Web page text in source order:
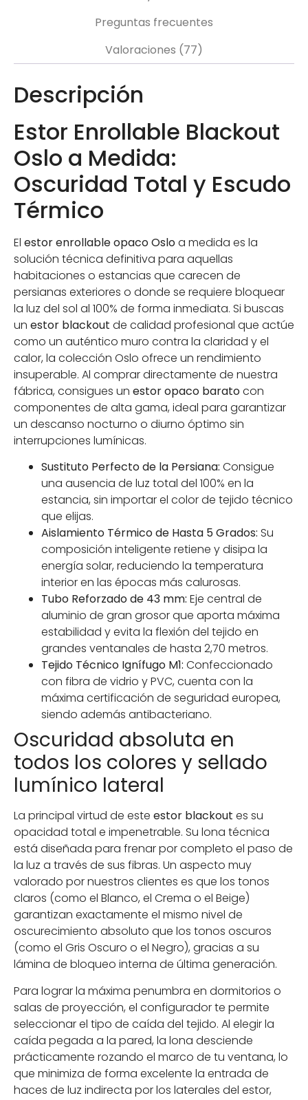
Preguntas frecuentes
Valoraciones (77)
Descripción
Estor Enrollable Blackout
Oslo a Medida:
Oscuridad Total y Escudo
Térmico
El estor enrollable opaco Osloa medida es la
solución técnica definitiva para aquellas
habitaciones o estancias que carecen de
persianas exteriores o donde se requiere bloquear
la luz del sol al 100% de forma inmediata. Si buscas
un estor blackout de calidad profesional que actúe
como un auténtico muro contra la claridad y el
calor, la colección Oslo ofrece un rendimiento
insuperable. Al comprar directamente de nuestra
fábrica, consigues un estor opaco baratocon
componentes de alta gama, ideal para garantizar
un descanso nocturno o diurno óptimo sin
interrupciones lumínicas.
Sustituto Perfecto de la Persiana: Consigue
una ausencia de luz total del 100% en la
estancia, sin importar el color de tejido técnico
que elijas.
Aislamiento Térmico de Hasta 5 Grados: Su
composición inteligente retiene y disipa la
energía solar, reduciendo la temperatura
interior en las épocas más calurosas.
Tubo Reforzado de 43 mm: Eje central de
aluminio de gran grosor que aporta máxima
estabilidad y evita la flexión del tejido en
grandes ventanales de hasta 2,70 metros.
Tejido Técnico Ignífugo M1: Confeccionado
con fibra de vidrio y PVC, cuenta con la
máxima certificación de seguridad europea,
siendo además antibacteriano.
Oscuridad absoluta en
todos los colores y sellado
lumínico lateral
La principal virtud de este estor blackout es su
opacidad total e impenetrable. Su lona técnica
está diseñada para frenar por completo el paso de
la luz a través de sus fibras. Un aspecto muy
valorado por nuestros clientes es que los tonos
claros (como el Blanco, el Crema o el Beige)
garantizan exactamente el mismo nivel de
oscurecimiento absoluto que los tonos oscuros
(como el Gris Oscuro o el Negro), gracias a su
lámina de bloqueo interna de última generación.
Para lograr la máxima penumbra en dormitorios o
salas de proyección, el configurador te permite
seleccionar el tipo de caída del tejido. Al elegir la
caída pegada a la pared, la lona desciende
prácticamente rozando el marco de tu ventana, lo
que minimiza de forma excelente la entrada de
haces de luz indirecta por los laterales del estor,